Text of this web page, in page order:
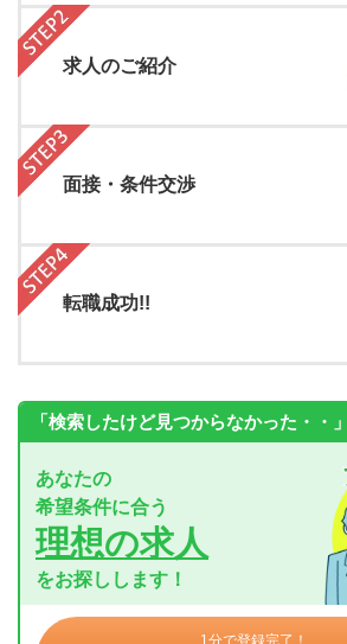
求人のご紹介
面接・条件交渉
転職成功!!
「検索したけど見つからなかった・・」
あなたの
希望条件に合う
理想の求人
をお探しします！
1分で登録完了！